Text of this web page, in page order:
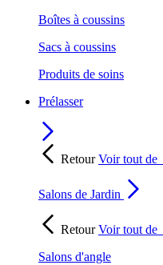
Boîtes à coussins
Sacs à coussins
Produits de soins
Prélasser
RetourVoir tout de
Salons de Jardin
RetourVoir tout de
Salons d'angle